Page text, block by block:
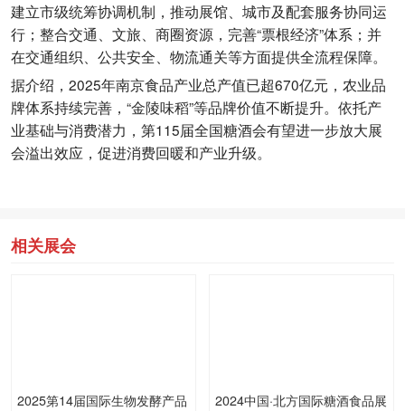
建立市级统筹协调机制，推动展馆、城市及配套服务协同运
行；整合交通、文旅、商圈资源，完善“票根经济”体系；并
在交通组织、公共安全、物流通关等方面提供全流程保障。
据介绍，2025年南京食品产业总产值已超670亿元，农业品
牌体系持续完善，“金陵味稻”等品牌价值不断提升。依托产
业基础与消费潜力，第115届全国糖酒会有望进一步放大展
会溢出效应，促进消费回暖和产业升级。
相关展会
2025第14届国际生物发酵产品
2024中国·北方国际糖酒食品展